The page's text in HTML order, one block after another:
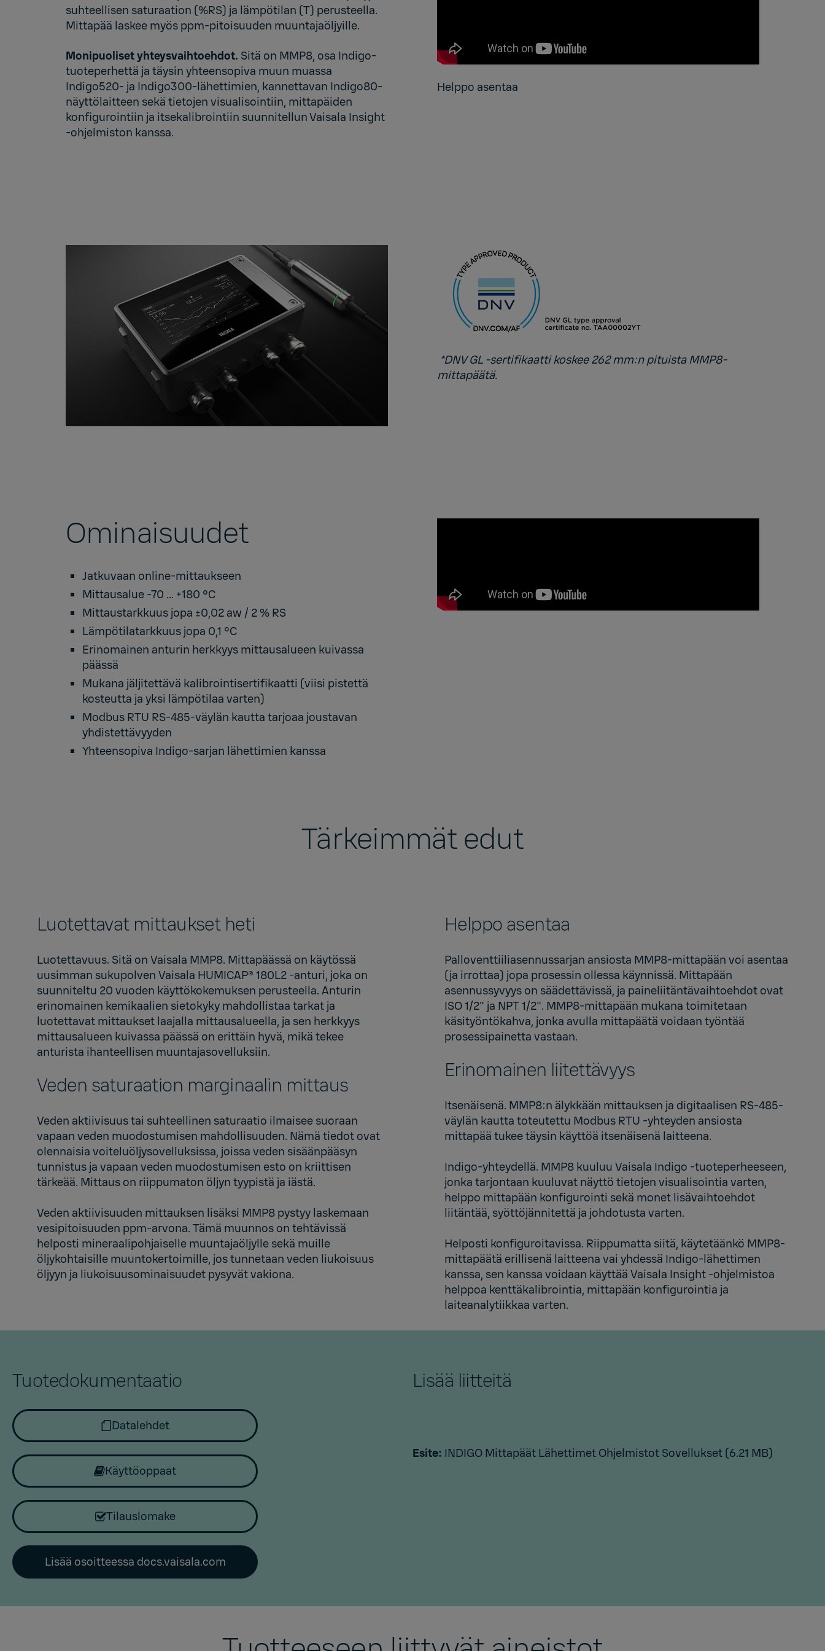
Helppo asentaa
suhteellisen saturaation (%RS) ja lämpötilan (T) perusteella.
Mittapää laskee myös ppm-pitoisuuden muuntajaöljyille.
Monipuoliset yhteysvaihtoehdot. Sitä on MMP8, osa Indigo-
tuoteperhettä ja täysin yhteensopiva muun muassa
Indigo520- ja Indigo300-lähettimien, kannettavan Indigo80-
näyttölaitteen sekä tietojen visualisointiin, mittapäiden
konfigurointiin ja itsekalibrointiin suunnitellunVaisala Insight
‑ohjelmiston kanssa.
*DNV GL ‑sertifikaatti koskee 262 mm:n pituista MMP8-
mittapäätä.
Ominaisuudet
Jatkuvaan online-mittaukseen
Mittausalue -70 ... +180 °C
Mittaustarkkuus jopa ±0,02 aw / 2 % RS
Lämpötilatarkkuus jopa 0,1 °C
Erinomainen anturin herkkyys mittausalueen kuivassa
päässä
Mukana jäljitettävä kalibrointisertifikaatti (viisi pistettä
kosteutta ja yksi lämpötilaa varten)
Modbus RTU RS-485-väylän kautta tarjoaa joustavan
yhdistettävyyden
Yhteensopiva Indigo-sarjan lähettimien kanssa
Tärkeimmät edut
Luotettavat mittaukset heti
Luotettavuus. Sitä on Vaisala MMP8. Mittapäässä on käytössä
uusimman sukupolven Vaisala HUMICAP® 180L2 ‑anturi, joka on
suunniteltu 20 vuoden käyttökokemuksen perusteella. Anturin
erinomainen kemikaalien sietokyky mahdollistaa tarkat ja
luotettavat mittaukset laajalla mittausalueella, ja sen herkkyys
mittausalueen kuivassa päässä on erittäin hyvä, mikä tekee
anturista ihanteellisen muuntajasovelluksiin.
Veden saturaation marginaalin mittaus
Veden aktiivisuus tai suhteellinen saturaatio ilmaisee suoraan
vapaan veden muodostumisen mahdollisuuden. Nämä tiedot ovat
olennaisia voiteluöljysovelluksissa, joissa veden sisäänpääsyn
tunnistus ja vapaan veden muodostumisen esto on kriittisen
tärkeää. Mittaus on riippumaton öljyn tyypistä ja iästä.
Veden aktiivisuuden mittauksen lisäksi MMP8 pystyy laskemaan
vesipitoisuuden ppm-arvona. Tämä muunnos on tehtävissä
helposti mineraalipohjaiselle muuntajaöljylle sekä muille
öljykohtaisille muuntokertoimille, jos tunnetaan veden liukoisuus
öljyyn ja liukoisuusominaisuudet pysyvät vakiona.
Helppo asentaa
Palloventtiiliasennussarjan ansiosta MMP8-mittapään voi asentaa
(ja irrottaa) jopa prosessin ollessa käynnissä. Mittapään
asennussyvyys on säädettävissä, ja paineliitäntävaihtoehdot ovat
ISO 1/2" ja NPT 1/2". MMP8-mittapään mukana toimitetaan
käsityöntökahva, jonka avulla mittapäätä voidaan työntää
prosessipainetta vastaan.
Erinomainen liitettävyys
Itsenäisenä. MMP8:n älykkään mittauksen ja digitaalisen RS-485-
väylän kautta toteutettu Modbus RTU -yhteyden ansiosta
mittapää tukee täysin käyttöä itsenäisenä laitteena.
Indigo-yhteydellä. MMP8 kuuluu Vaisala Indigo ‑tuoteperheeseen,
jonka tarjontaan kuuluvat näyttö tietojen visualisointia varten,
helppo mittapään konfigurointi sekä monet lisävaihtoehdot
liitäntää, syöttöjännitettä ja johdotusta varten.
Helposti konfiguroitavissa. Riippumatta siitä, käytetäänkö MMP8-
mittapäätä erillisenä laitteena vai yhdessä Indigo-lähettimen
kanssa, sen kanssa voidaan käyttää Vaisala Insight ‑ohjelmistoa
helppoa kenttäkalibrointia, mittapään konfigurointia ja
laiteanalytiikkaa varten.
Tuotedokumentaatio
Datalehdet
Käyttöoppaat
Tilauslomake
Lisää osoitteessa docs.vaisala.com
Lisää liitteitä
Esite: INDIGO Mittapäät Lähettimet Ohjelmistot Sovellukset (6.21 MB)